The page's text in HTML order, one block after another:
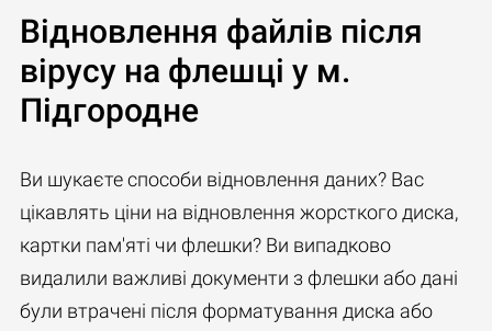
Відновлення файлів після
вірусу на флешці у м.
Підгородне
Ви шукаєте способи відновлення даних? Вас
цікавлять ціни на відновлення жорсткого диска,
картки пам'яті чи флешки? Ви випадково
видалили важливі документи з флешки або дані
були втрачені після форматування диска або